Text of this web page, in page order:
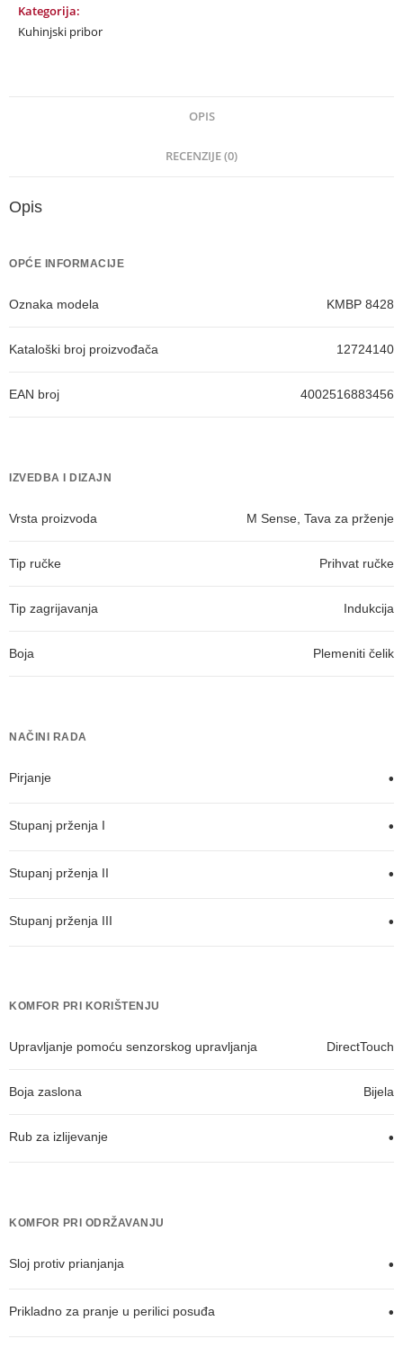
Kategorija:
Kuhinjski pribor
OPIS
RECENZIJE (0)
Opis
OPĆE INFORMACIJE
Oznaka modela KMBP 8428
Kataloški broj proizvođača 12724140
EAN broj 4002516883456
IZVEDBA I DIZAJN
Vrsta proizvoda M Sense, Tava za prženje
Tip ručke Prihvat ručke
Tip zagrijavanja Indukcija
Boja Plemeniti čelik
NAČINI RADA
Pirjanje •
Stupanj prženja I •
Stupanj prženja II •
Stupanj prženja III •
KOMFOR PRI KORIŠTENJU
Upravljanje pomoću senzorskog upravljanja DirectTouch
Boja zaslona Bijela
Rub za izlijevanje •
KOMFOR PRI ODRŽAVANJU
Sloj protiv prianjanja •
Prikladno za pranje u perilici posuđa •